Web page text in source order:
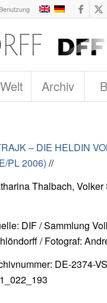
Archiv
– DIE HELDIN
PL 2006) //
Thalbach, Volker
DIF / Sammlung
/ Fotograf:
DE-2374-